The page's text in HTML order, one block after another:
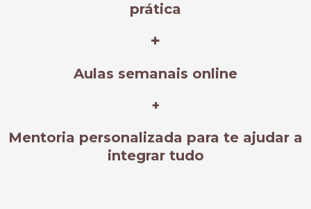
prática
+
Aulas semanais online
+
Mentoria personalizada para te ajudar a
integrar tudo